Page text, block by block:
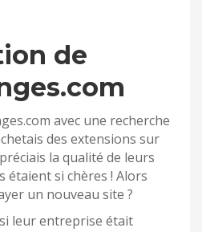
de
avec une recherche
des extensions sur
la qualité de leurs
étaient si chères ! Alors
un nouveau site ?
si leur entreprise était